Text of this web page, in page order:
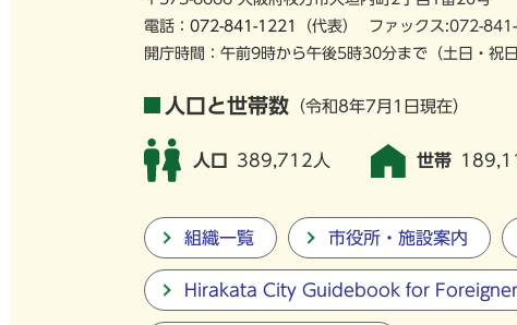
電話： 072-841-1221 （代表） ファックス:072-
開庁時間：午前9時から午後5時30分まで （土日・祝
人口と世帯数 （令和8年7月1日現在）
人口 389,712人 世帯
組織一覧 市役所・施設案内
Hirakata City Guidebook for Foreigner